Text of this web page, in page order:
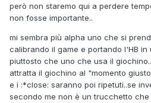
però non staremo qui a perdere
non fosse importante..
mi sembra più alpha uno che si
calibrando il game e portando l'HB
piuttosto che uno che usa il
attratta il giochino al "momento
e i :*close: saranno poi ripetuti..se
secondo me non è un trucchetto